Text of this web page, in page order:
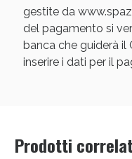
gestite da
del pagamento si
banca che guiderà il
inserire i dati per il
Prodotti